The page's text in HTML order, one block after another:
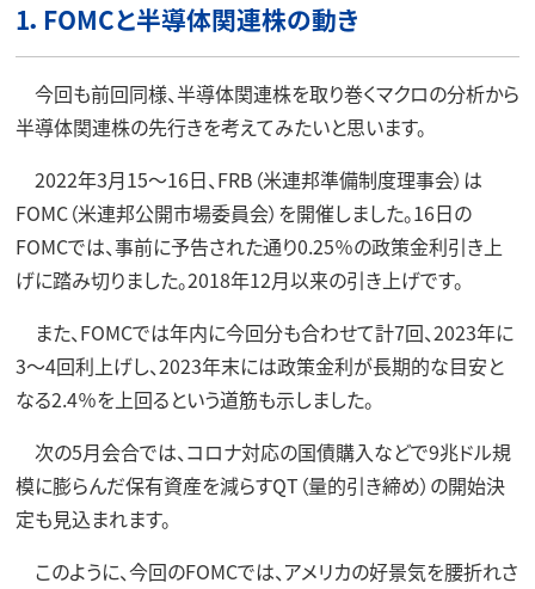
1．FOMCと半導体関連株の動き
今回も前回同様、半導体関連株を取り巻くマクロの分析から
半導体関連株の先行きを考えてみたいと思います。
2022年3月15～16日、FRB（米連邦準備制度理事会）は
FOMC（米連邦公開市場委員会）を開催しました。16日の
FOMCでは、事前に予告された通り0.25％の政策金利引き上
げに踏み切りました。2018年12月以来の引き上げです。
また、FOMCでは年内に今回分も合わせて計7回、2023年に
3～4回利上げし、2023年末には政策金利が長期的な目安と
なる2.4％を上回るという道筋も示しました。
次の5月会合では、コロナ対応の国債購入などで9兆ドル規
模に膨らんだ保有資産を減らすQT（量的引き締め）の開始決
定も見込まれます。
このように、今回のFOMCでは、アメリカの好景気を腰折れさ